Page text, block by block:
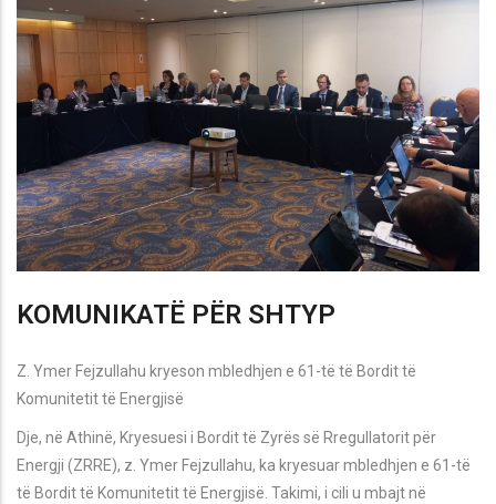
KOMUNIKATË PËR SHTYP
Z. Ymer Fejzullahu kryeson mbledhjen e 61-të të Bordit të
Komunitetit të Energjisë
Dje, në Athinë, Kryesuesi i Bordit të Zyrës së Rregullatorit për
Energji (ZRRE), z. Ymer Fejzullahu, ka kryesuar mbledhjen e 61-të
të Bordit të Komunitetit të Energjisë. Takimi, i cili u mbajt në